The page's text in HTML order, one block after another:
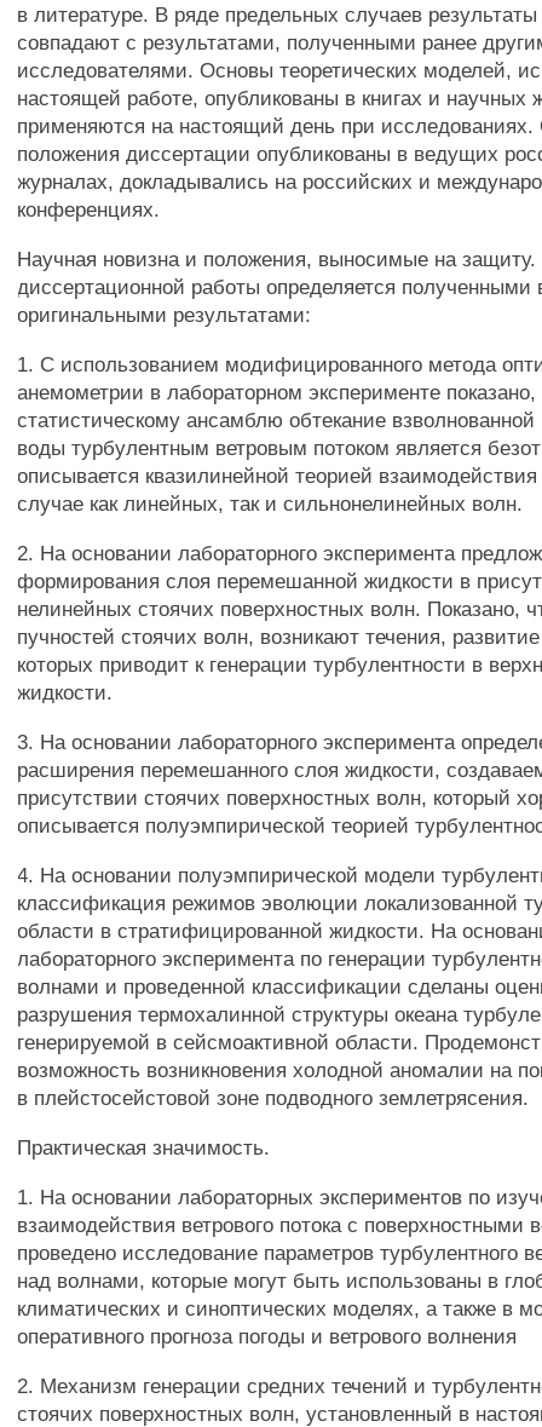
в литературе. В ряде предельных случаев
совпадают с результатами, полученными ранее
исследователями. Основы теоретических моделей,
настоящей работе, опубликованы в книгах и научных
применяются на настоящий день при
положения диссертации опубликованы в ведущих
журналах, докладывались на российских и
конференциях.
Научная новизна и положения, выносимые на защиту.
диссертационной работы определяется полученными
оригинальными результатами:
1. С использованием модифицированного метода
анемометрии в лабораторном эксперименте
статистическому ансамблю обтекание взволнованной
воды турбулентным ветровым потоком является
описывается квазилинейной теорией
случае как линейных, так и сильнонелинейных волн.
2. На основании лабораторного эксперимента
формирования слоя перемешанной жидкости в
нелинейных стоячих поверхностных волн. Показано,
пучностей стоячих волн, возникают течения,
которых приводит к генерации турбулентности в
жидкости.
3. На основании лабораторного эксперимента
расширения перемешанного слоя жидкости,
присутствии стоячих поверхностных волн, который
описывается полуэмпирической теорией
4. На основании полуэмпирической модели
классификация режимов эволюции локализованной
области в стратифицированной жидкости. На
лабораторного эксперимента по генерации
волнами и проведенной классификации сделаны
разрушения термохалинной структуры океана
генерируемой в сейсмоактивной области.
возможность возникновения холодной аномалии на
в плейстосейстовой зоне подводного землетрясения.
Практическая значимость.
1. На основании лабораторных экспериментов по
взаимодействия ветрового потока с поверхностными
проведено исследование параметров турбулентного
над волнами, которые могут быть использованы в
климатических и синоптических моделях, а также в
оперативного прогноза погоды и ветрового волнения
2. Механизм генерации средних течений и
стоячих поверхностных волн, установленный в